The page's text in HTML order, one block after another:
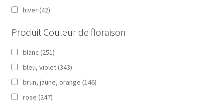
hiver (42)
Produit Couleur de floraison
blanc (251)
bleu, violet (343)
brun, jaune, orange (146)
rose (247)